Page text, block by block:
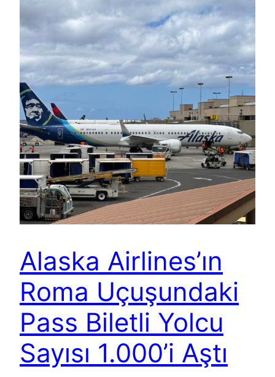
Alaska Airlines’ın
Roma Uçuşundaki
Pass Biletli Yolcu
Sayısı 1.000’i Aştı